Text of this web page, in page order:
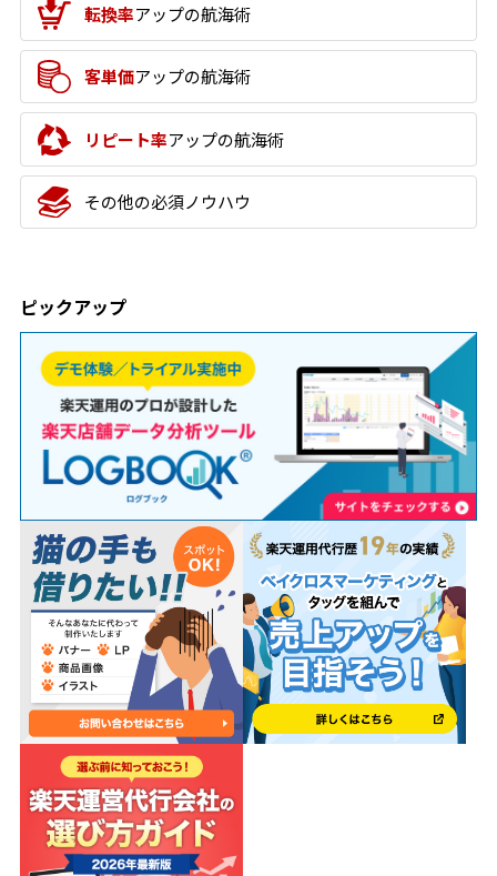
転換率アップの航海術
客単価アップの航海術
リピート率アップの航海術
その他の必須ノウハウ
ピックアップ